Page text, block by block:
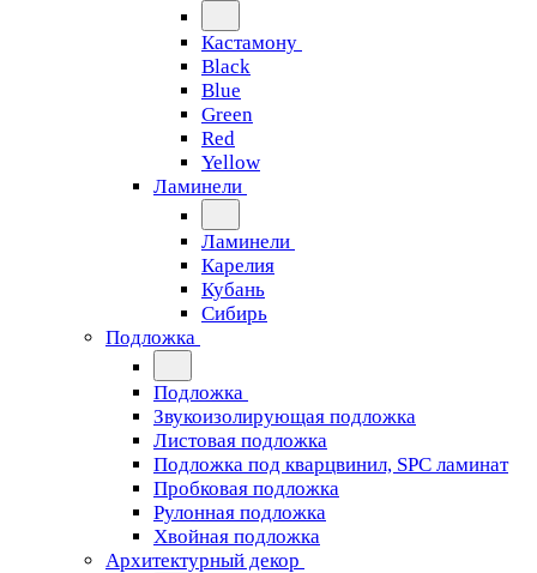
Кастамону
Black
Blue
Green
Red
Yellow
Ламинели
Ламинели
Карелия
Кубань
Сибирь
Подложка
Подложка
Звукоизолирующая подложка
Листовая подложка
Подложка под кварцвинил, SPC ламинат
Пробковая подложка
Рулонная подложка
Хвойная подложка
Архитектурный декор